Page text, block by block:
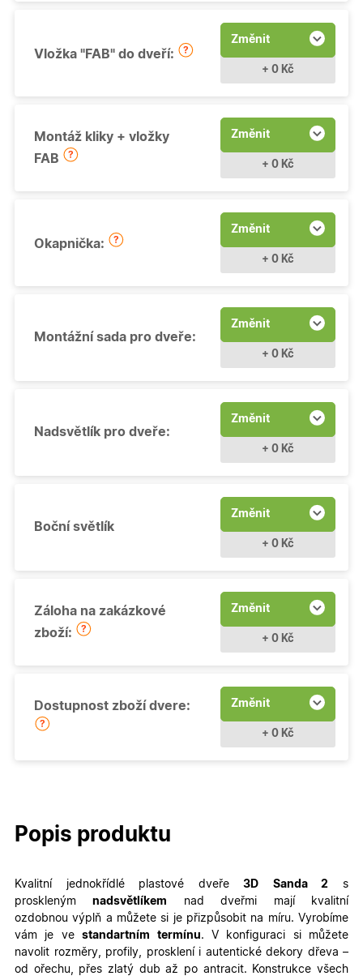
Vložka "FAB" do dveří:
Změnit
+ 0 Kč
Montáž kliky + vložky
FAB
Změnit
+ 0 Kč
Okapnička:
Změnit
+ 0 Kč
Montážní sada pro dveře:
Změnit
+ 0 Kč
Nadsvětlík pro dveře:
Změnit
+ 0 Kč
Boční světlík
Změnit
+ 0 Kč
Záloha na zakázkové
zboží:
Změnit
+ 0 Kč
Dostupnost zboží dvere: Změnit
+ 0 Kč
Popis produktu
Kvalitní jednokřídlé plastové dveře3D Sanda 2 s
prosklenýmnadsvětlíkem
nad dveřmi mají kvalitní
ozdobnou výplň a můžete si je přizpůsobit na míru. Vyrobíme
vám je vestandartním termínu. V konfiguraci si můžete
navolit rozměry, profily, prosklení i autentické dekory dřeva –
od ořechu, přes zlatý dub až po antracit.
Konstrukce všech